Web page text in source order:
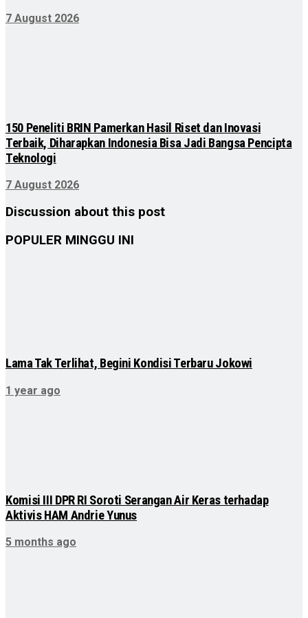
7 August 2026
150 Peneliti BRIN Pamerkan Hasil Riset dan Inovasi
Terbaik, Diharapkan Indonesia Bisa Jadi Bangsa Pencipta
Teknologi
7 August 2026
Discussion about this post
POPULER MINGGU INI
Lama Tak Terlihat, Begini Kondisi Terbaru Jokowi
1 year ago
Komisi III DPR RI Soroti Serangan Air Keras terhadap
Aktivis HAM Andrie Yunus
5 months ago